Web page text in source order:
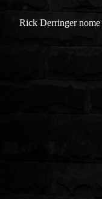
Rick Derringer